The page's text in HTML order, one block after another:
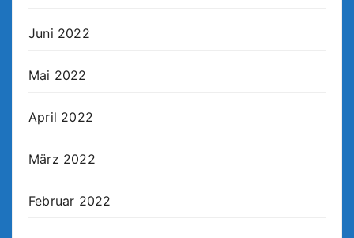
Juni 2022
Mai 2022
April 2022
März 2022
Februar 2022